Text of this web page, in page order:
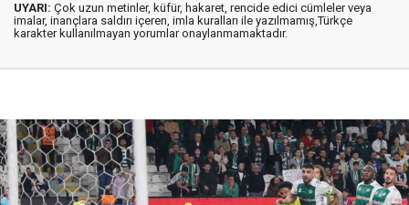
UYARI: Çok uzun metinler, küfür, hakaret, rencide edici cümleler veya
imalar, inançlara saldırı içeren, imla kuralları ile yazılmamış,Türkçe
karakter kullanılmayan yorumlar onaylanmamaktadır.